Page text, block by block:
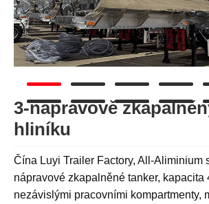
3-nápravově
hliníku
Čína Luyi Trailer Factory, All-Aliminium
nápravové zkapalněné tanker, kapacita
nezávislými pracovními kompartmenty,